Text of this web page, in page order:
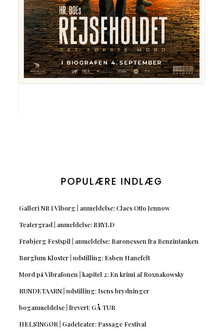
POPULÆRE INDLÆG
Galleri NB i Viborg | anmeldelse: Claes Otto Jennow
Teatergrad | anmeldelse: BRYLD
Frøbjerg Festspil | anmeldelse: Baronessen fra Benzintanken
Børglum Kloster | udstilling: Esben Hanefelt
Mord på Vibrafonen | kapitel 2: En krimi af Roxnakowsky
RUNDETAARN | udstilling: Isens brydninger
boganmeldelse | frevert: GÅ TUR
HELSINGØR | Gadeteater: Passage Festival